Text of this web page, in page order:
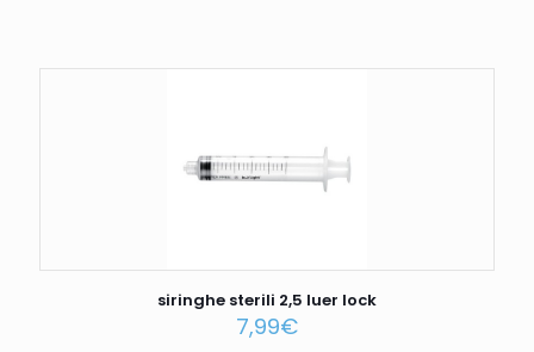
siringhe sterili 2,5 luer lock
7,99€